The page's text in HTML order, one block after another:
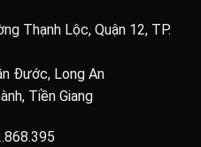
Thạnh Lộc, Quận 12, TP.
Đước, Long An
Tiền Giang